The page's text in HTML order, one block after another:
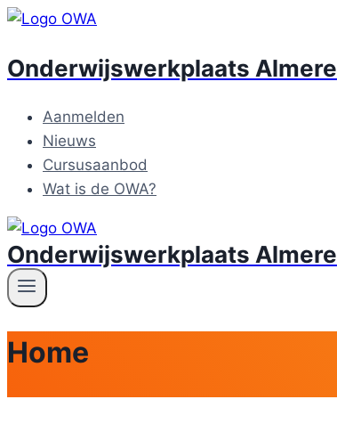
Skip
content
Onderwijswerkplaats Almere
Aanmelden
Nieuws
Cursusaanbod
Wat is de OWA?
Onderwijswerkplaats Almere
Home